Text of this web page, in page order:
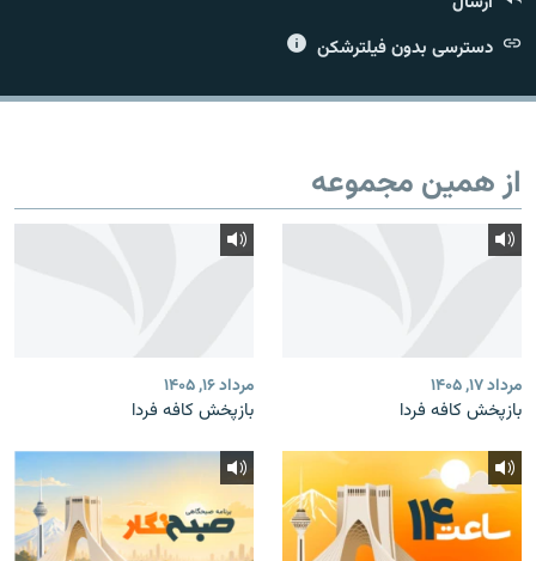
دسترسی بدون فیلترشکن
از همین مجموعه
مرداد ۱۷, ۱۴۰۵
بازپخش کافه فردا
مرداد ۱۶, ۱۴۰۵
بازپخش کافه فردا